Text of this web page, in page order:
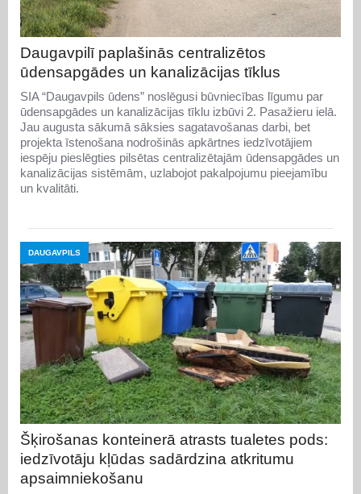
Daugavpilī paplašinās centralizētos
ūdensapgādes un kanalizācijas tīklus
SIA “Daugavpils ūdens” noslēgusi būvniecības līgumu par
ūdensapgādes un kanalizācijas tīklu izbūvi 2. Pasažieru ielā.
Jau augusta sākumā sāksies sagatavošanas darbi, bet
projekta īstenošana nodrošinās apkārtnes iedzīvotājiem
iespēju pieslēgties pilsētas centralizētajām ūdensapgādes un
kanalizācijas sistēmām, uzlabojot pakalpojumu pieejamību
un kvalitāti.
DAUGAVPILS
Šķirošanas konteinerā atrasts tualetes pods:
iedzīvotāju kļūdas sadārdzina atkritumu
apsaimniekošanu